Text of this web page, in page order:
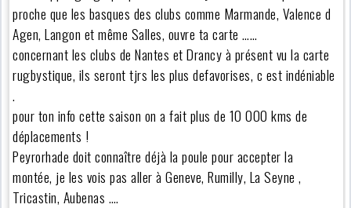
proche que les basques des clubs comme Marmande, Valence d
Agen, Langon et même Salles, ouvre ta carte ……
concernant les clubs de Nantes et Drancy à présent vu la carte
rugbystique, ils seront tjrs les plus defavorises, c est indéniable
.
pour ton info cette saison on a fait plus de 10 000 kms de
déplacements !
Peyrorhade doit connaître déjà la poule pour accepter la
montée, je les vois pas aller à Geneve, Rumilly, La Seyne ,
Tricastin, Aubenas ….